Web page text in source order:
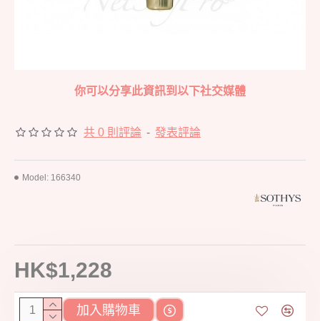
你可以分享此資訊到以下社交媒體
共 0 則評論 - 發表評論
HK$1,228
Model: 166340
加入購物車